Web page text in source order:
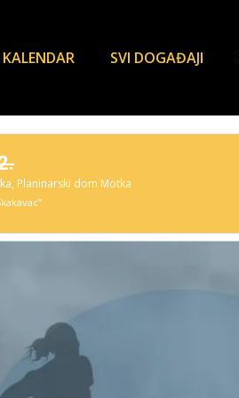
KALENDAR SVI DOGAĐAJI
, Planinarski dom Motka